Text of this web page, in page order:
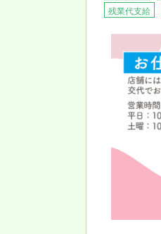
残業代支給